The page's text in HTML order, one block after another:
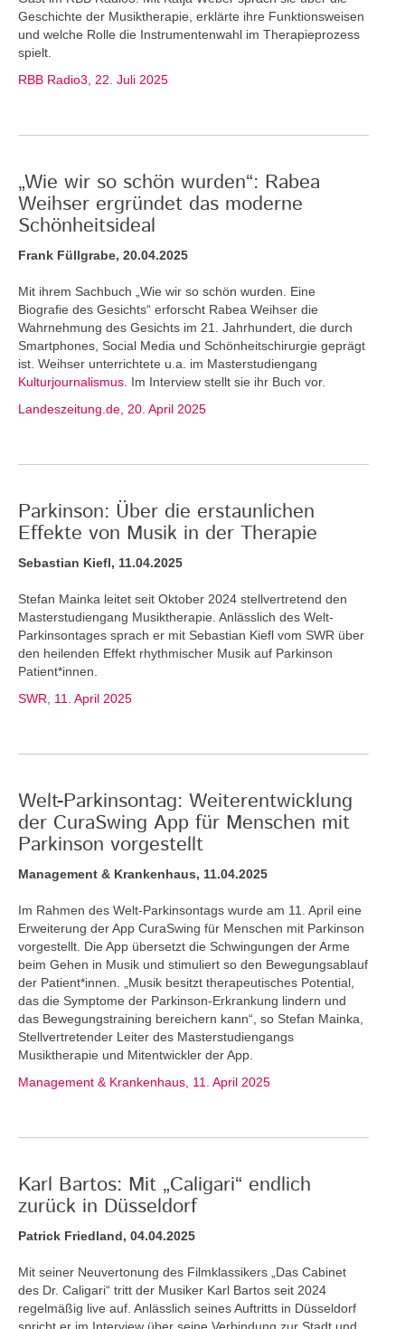
Geschichte der Musiktherapie, erklärte ihre Funktionsweisen
und welche Rolle die Instrumentenwahl im Therapieprozess
spielt.
RBB Radio3, 22. Juli 2025
„Wie wir so schön wurden“: Rabea
Weihser ergründet das moderne
Schönheitsideal
Frank Füllgrabe, 20.04.2025
Mit ihrem Sachbuch „Wie wir so schön wurden. Eine
Biografie des Gesichts“ erforscht Rabea Weihser die
Wahrnehmung des Gesichts im 21. Jahrhundert, die durch
Smartphones, Social Media und Schönheitschirurgie geprägt
ist. Weihser unterrichtete u.a. im Masterstudiengang
Kulturjournalismus . Im Interview stellt sie ihr Buch vor.
Landeszeitung.de, 20. April 2025
Parkinson: Über die erstaunlichen
Effekte von Musik in der Therapie
Sebastian Kiefl, 11.04.2025
Stefan Mainka leitet seit Oktober 2024 stellvertretend den
Masterstudiengang Musiktherapie. Anlässlich des Welt-
Parkinsontages sprach er mit Sebastian Kiefl vom SWR über
den heilenden Effekt rhythmischer Musik auf Parkinson
Patient*innen.
SWR, 11. April 2025
Welt-Parkinsontag: Weiterentwicklung
der CuraSwing App für Menschen mit
Parkinson vorgestellt
Management & Krankenhaus, 11.04.2025
Im Rahmen des Welt-Parkinsontags wurde am 11. April eine
Erweiterung der App CuraSwing für Menschen mit Parkinson
vorgestellt. Die App übersetzt die Schwingungen der Arme
beim Gehen in Musik und stimuliert so den Bewegungsablauf
der Patient*innen. „Musik besitzt therapeutisches Potential,
das die Symptome der Parkinson-Erkrankung lindern und
das Bewegungstraining bereichern kann“, so Stefan Mainka,
Stellvertretender Leiter des Masterstudiengangs
Musiktherapie und Mitentwickler der App.
Management & Krankenhaus, 11. April 2025
Karl Bartos: Mit „Caligari“ endlich
zurück in Düsseldorf
Patrick Friedland, 04.04.2025
Mit seiner Neuvertonung des Filmklassikers „Das Cabinet
des Dr. Caligari“ tritt der Musiker Karl Bartos seit 2024
regelmäßig live auf. Anlässlich seines Auftritts in Düsseldorf